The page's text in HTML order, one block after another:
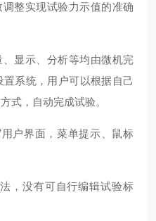
整实现试验力示值的准确
显示、分析等均由微机完
系统，用户可以根据自己
式，自动完成试验。
户界面，菜单提示、鼠标
，没有可自行编辑试验标